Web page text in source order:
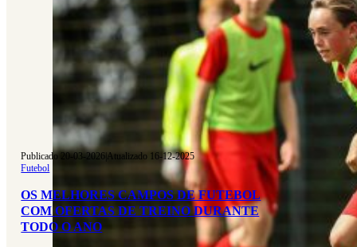
Publicado 20-03-2026|Atualizado 16-12-2025
Futebol
OS MELHORES CAMPOS DE FUTEBOL
COM OFERTAS DE TREINO DURANTE
TODO O ANO